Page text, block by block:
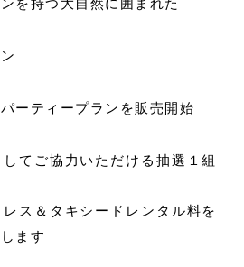
を持つ大自然に囲まれた
ーティープランを販売開始
てご協力いただける抽選１組
ス＆タキシードレンタル料を
ます